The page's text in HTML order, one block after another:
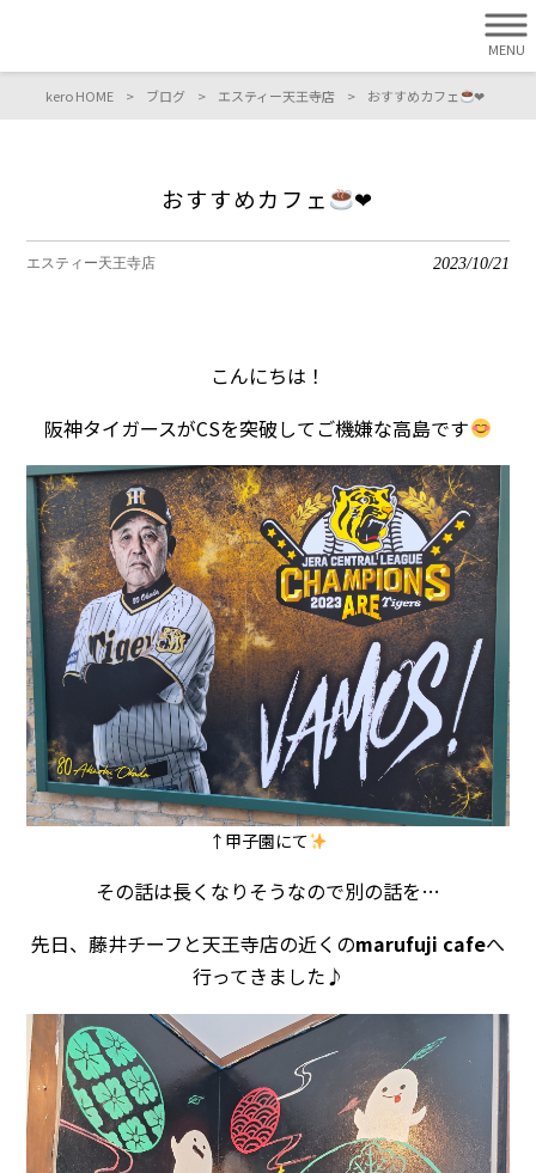
MENU
kero HOME > ブログ > エスティー天王寺店 > おすすめカフェ ‪‪❤︎
おすすめカフェ ‪‪❤︎
エスティー天王寺店 2023/10/21
こんにちは！
阪神タイガースがCSを突破してご機嫌な高島です
↑甲子園にて
その話は長くなりそうなので別の話を…
先日、藤井チーフと天王寺店の近くのmarufuji cafeへ
行ってきました♪